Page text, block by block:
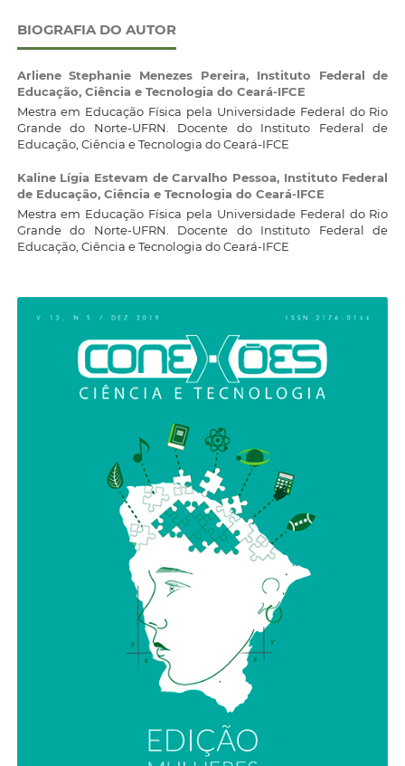
BIOGRAFIA DO AUTOR
Arliene Stephanie Menezes Pereira, Instituto Federal de
Educação, Ciência e Tecnologia do Ceará-IFCE
Mestra em Educação Física pela Universidade Federal do Rio
Grande do Norte-UFRN. Docente do Instituto Federal de
Educação, Ciência e Tecnologia do Ceará-IFCE
Kaline Lígia Estevam de Carvalho Pessoa, Instituto Federal
de Educação, Ciência e Tecnologia do Ceará-IFCE
Mestra em Educação Física pela Universidade Federal do Rio
Grande do Norte-UFRN. Docente do Instituto Federal de
Educação, Ciência e Tecnologia do Ceará-IFCE